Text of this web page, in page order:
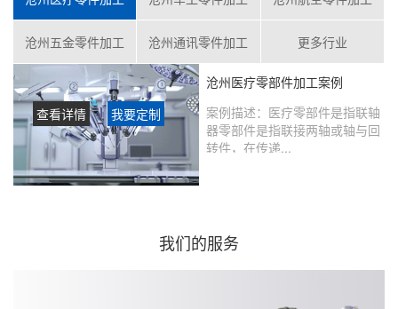
沧州五金零件加工 沧州通讯零件加工 更多行业
沧州医疗零部件加工案例
案例描述： 医疗零部件是指联轴
器零部件是指联接两轴或轴与回
转件，在传递...
续合作……...
查看详情 我要定制
我们的服务